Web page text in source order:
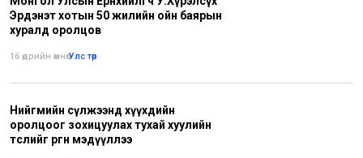
Эрдэнэт хотын 50 жилийн ойн баярын
хуралд оролцов
16 өдрийн өмнө•Улс төр
Нийгмийн сүлжээнд хүүхдийн
оролцоог зохицуулах тухай хуулийн
төслийг өргөн мэдүүллээ